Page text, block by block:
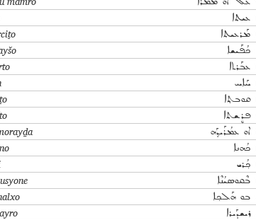
ܥܝܬܐ
ܡܰܪܥܝܬܐ
ܟܳܦܰܝܫܐ
ܥܒܰܪܬܐ
ܚܰܐܚ
ܩܘܒܬ݂ܐ
ܦܪܷܫܬܐ
ܐܘ ܥܡܳܪܰܝܕ݂ܰܗ
ܟܳܗܢܐ
ܟ݂ܳܪܝ
ܒܶܩܘܣܝܳܢܶܐ
ܒܘ ܗܰܠܟ݂ܐ
ܪܝܫܕܰܝܪܐ